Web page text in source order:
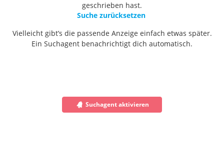
geschrieben hast.
Suche zurücksetzen
Vielleicht gibt’s die passende Anzeige einfach etwas später.
Ein Suchagent benachrichtigt dich automatisch.
Suchagent aktivieren